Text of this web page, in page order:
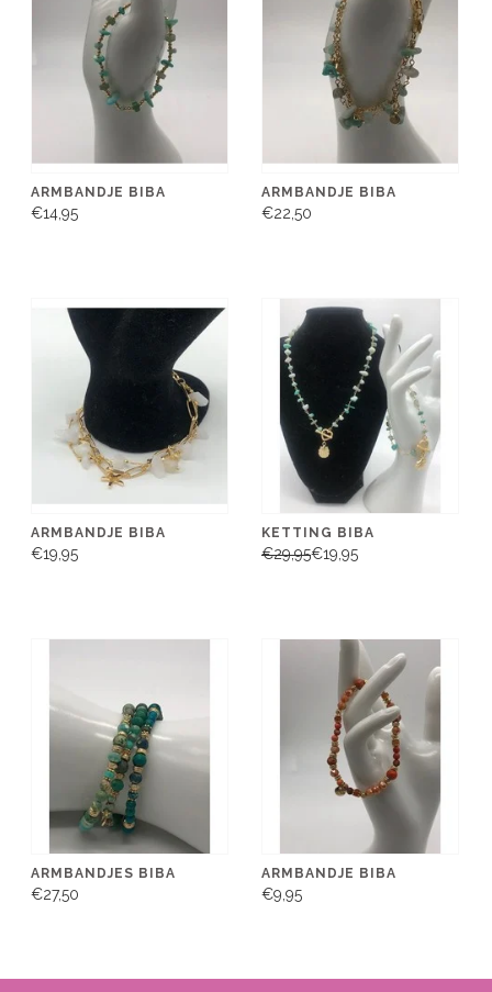
ARMBANDJE BIBA
€14,95
ARMBANDJE BIBA
€22,50
ARMBANDJE BIBA
€19,95
KETTING BIBA
€29,95€19,95
ARMBANDJES BIBA
€27,50
ARMBANDJE BIBA
€9,95